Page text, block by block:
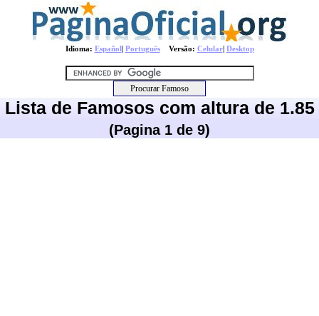
Idioma: Español| PortuguêsVersão: Celular| Desktop
Lista de Famosos com altura de 1.85
(Pagina 1 de 9)